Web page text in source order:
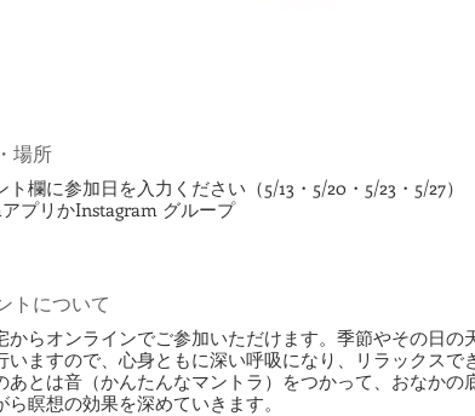
場所
ト欄に参加日を入力ください（5/13・5/20・5/23・5/27）
プリかInstagram グループ
トについて
からオンラインでご参加いただけます。季節やその日
いますので、心身ともに深い呼吸になり、リラックスで
あとは音（かんたんなマントラ）をつかって、おなか
ら瞑想の効果を深めていきます。